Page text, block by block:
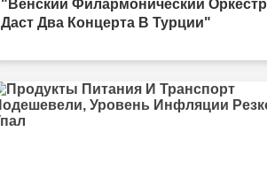
"Венский Филармонический Оркестр
Даст Два Концерта В Турции"